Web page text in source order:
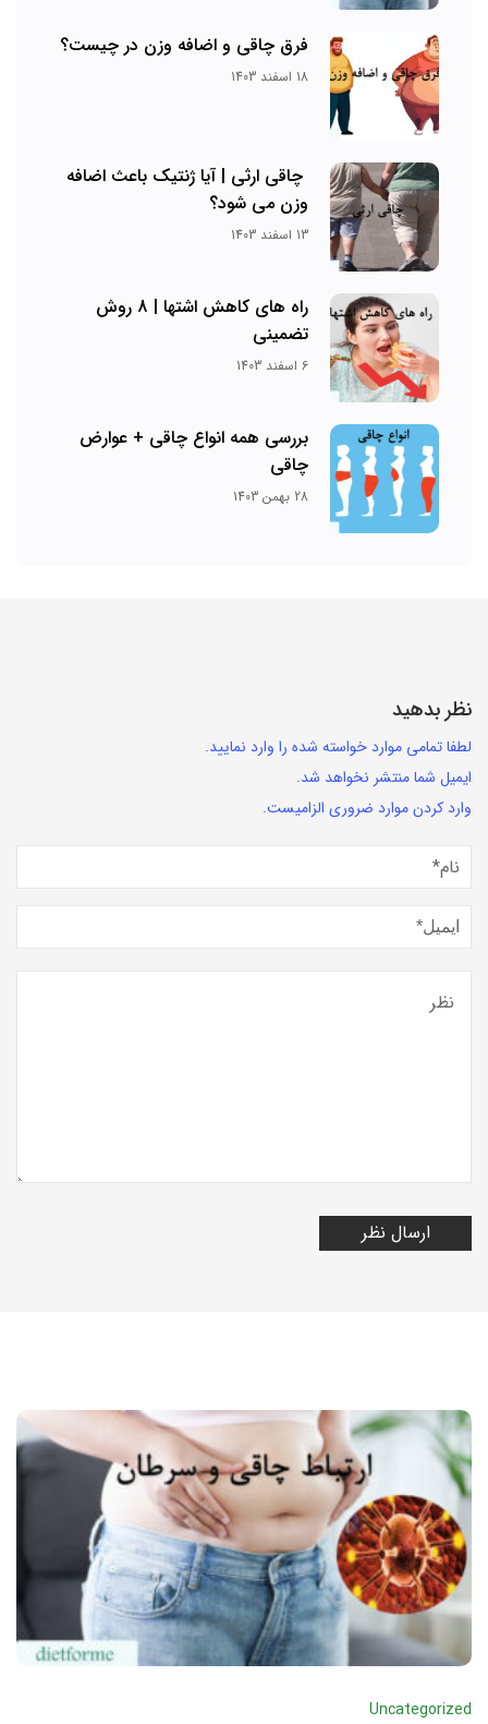
فرق چاقی و اضافه وزن در چیست؟
18 اسفند 1403
چاقی ارثی | آیا ژنتیک باعث اضافه
وزن می شود؟
13 اسفند 1403
راه های کاهش اشتها | 8 روش
تضمینی
6 اسفند 1403
بررسی همه انواع چاقی + عوارض
چاقی
28 بهمن 1403
نظر بدهید
لطفا تمامی موارد خواسته شده را وارد نمایید.
ایمیل شما منتشر نخواهد شد.
وارد کردن موارد ضروری الزامیست.
Uncategorized